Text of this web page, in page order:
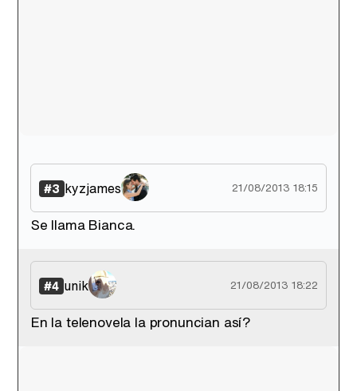
#3 kyzjames 21/08/2013 18:15
Se llama Bianca.
#4 unik 21/08/2013 18:22
En la telenovela la pronuncian así?